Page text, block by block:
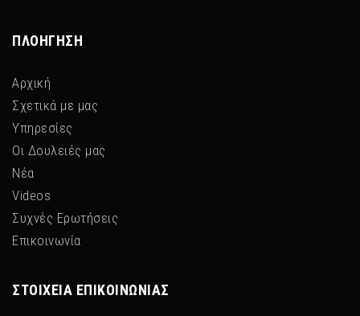
ΠΛΟΉΓΗΣΗ
Αρχική
Σχετικά με μας
Υπηρεσίες
Οι Δουλειές μας
Νέα
Videos
Συχνές Ερωτήσεις
Επικοινωνία
ΣΤΟΙΧΕΊΑ ΕΠΙΚΟΙΝΩΝΊΑΣ